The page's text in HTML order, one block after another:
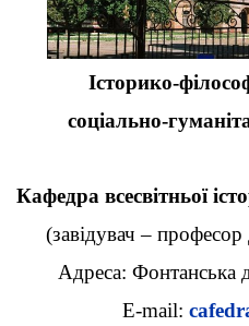
Історико-
соціально-
Кафедра всесвітньої
(завідувач –
Адреса: Фонтанська
E-mail: